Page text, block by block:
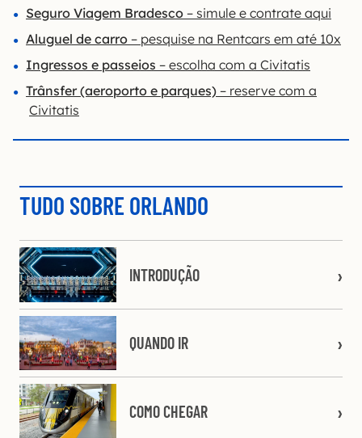
Seguro Viagem Bradesco – simule e contrate aqui
Aluguel de carro – pesquise na Rentcars em até 10x
Ingressos e passeios – escolha com a Civitatis
Trânsfer (aeroporto e parques) – reserve com a
Civitatis
TUDO SOBRE ORLANDO
INTRODUÇÃO
QUANDO IR
COMO CHEGAR